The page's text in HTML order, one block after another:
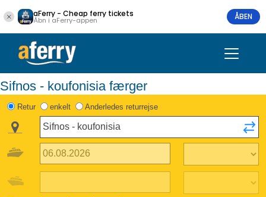
aFerry - Cheap ferry tickets
Åbn i aFerry-appen ÅBEN
Sifnos - koufonisia færger
Retur enkelt Anderledes returrejse